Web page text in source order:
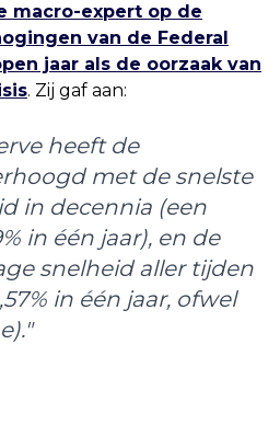
macro-expert op de
van de Federal
jaar als de oorzaak van
. Zij gaf aan:
heeft de
met de snelste
in decennia (een
in één jaar), en de
snelheid aller tijden
in één jaar, ofwel